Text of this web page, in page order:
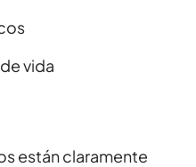
vida
están claramente